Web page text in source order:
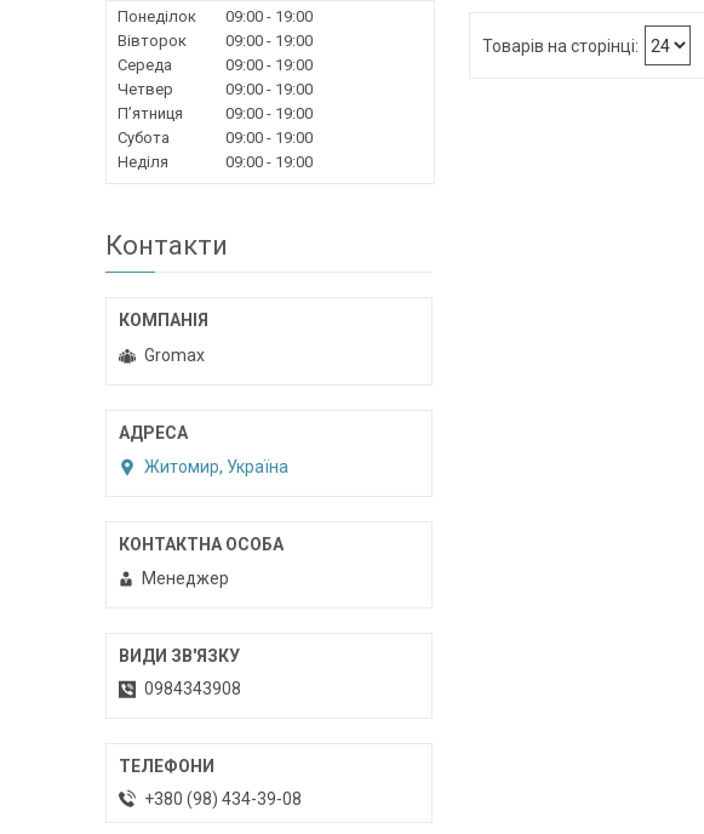
Понеділок 09:00
19:00
Вівторок
09:00
19:00
Середа
09:00
19:00
Четвер
09:00
19:00
Пʼятниця
09:00
19:00
Субота
09:00
19:00
Неділя
09:00 19:00
Контакти
Gromax
Житомир, Україна
Менеджер
0984343908
+380 (98) 434-39-08